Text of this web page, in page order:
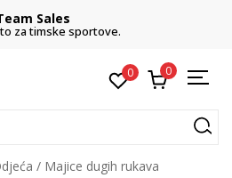
Sales
za timske sportove.
0 0
Majice dugih rukava